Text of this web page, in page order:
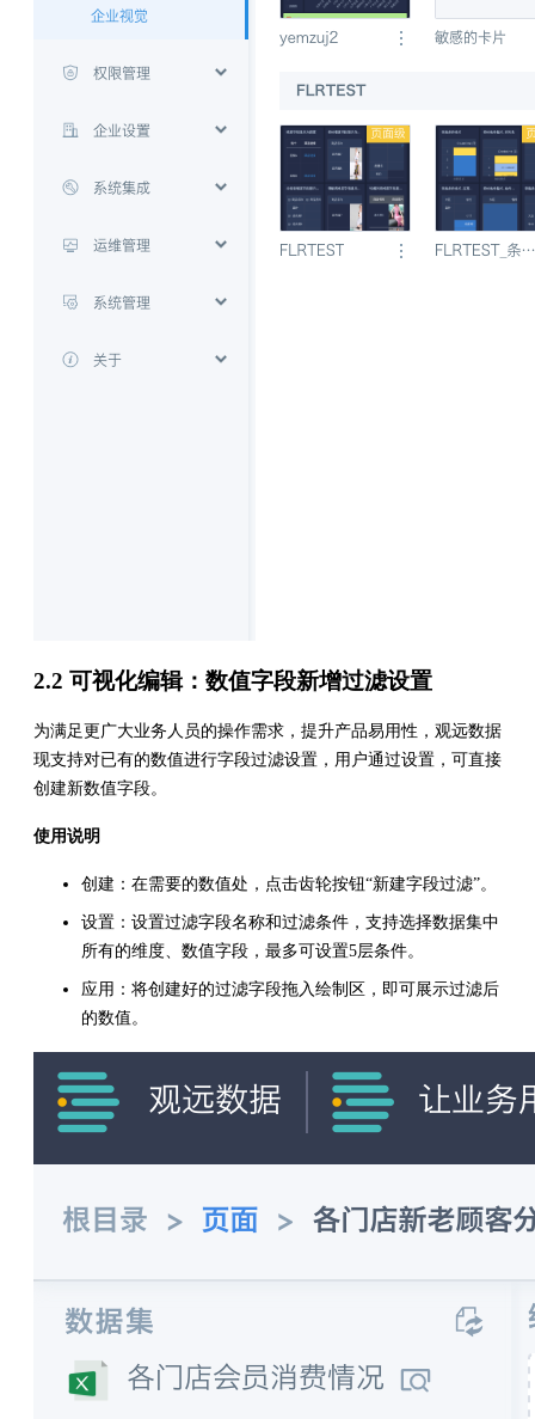
2.2 可视化编辑：数值字段新增过滤设置
为满足更广大业务人员的操作需求，提升产品易用性，观远数据
现支持对已有的数值进行字段过滤设置，用户通过设置，可直接
创建新数值字段。
使用说明
创建：在需要的数值处，点击齿轮按钮“新建字段过滤”。
设置：设置过滤字段名称和过滤条件，支持选择数据集中
所有的维度、数值字段，最多可设置5层条件。
应用：将创建好的过滤字段拖入绘制区，即可展示过滤后
的数值。